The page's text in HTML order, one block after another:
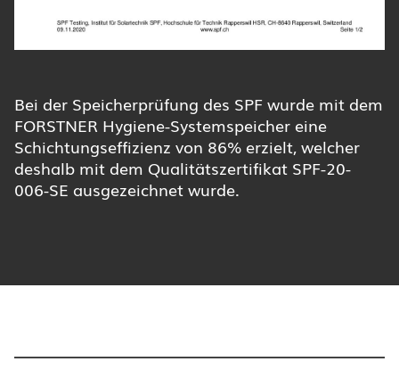
Bei der Speicherprüfung des SPF wurde mit dem
FORSTNER Hygiene-Systemspeicher eine
Schichtungseffizienz von 86% erzielt, welcher
deshalb mit dem Qualitätszertifikat SPF-20-
006-SE ausgezeichnet wurde.